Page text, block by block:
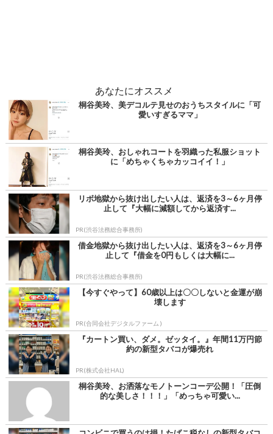
あなたにオススメ
桐谷美玲、美デコルテ見せのおうちスタイルに「可
愛いすぎるママ」
桐谷美玲、おしゃれコートを羽織った私服ショット
に「めちゃくちゃカッコイイ！」
リボ地獄から抜け出したい人は、返済を3～6ヶ月停
止して『大幅に減額してから返済す...
PR(渋谷法務総合事務所)
借金地獄から抜け出したい人は、返済を3～6ヶ月停
止して『借金を0円もしくは大幅に...
PR(渋谷法務総合事務所)
【今すぐやって】60歳以上は〇〇しないと金運が崩
壊します
PR(合同会社デジタルファーム )
『カートン買い、ダメ。ゼッタイ。』年間11万円節
約の新型タバコが爆売れ
PR(株式会社HAL)
桐谷美玲、お洒落なモノトーンコーデ公開！「圧倒
的な美しさ！！！」「めっちゃ可愛い...